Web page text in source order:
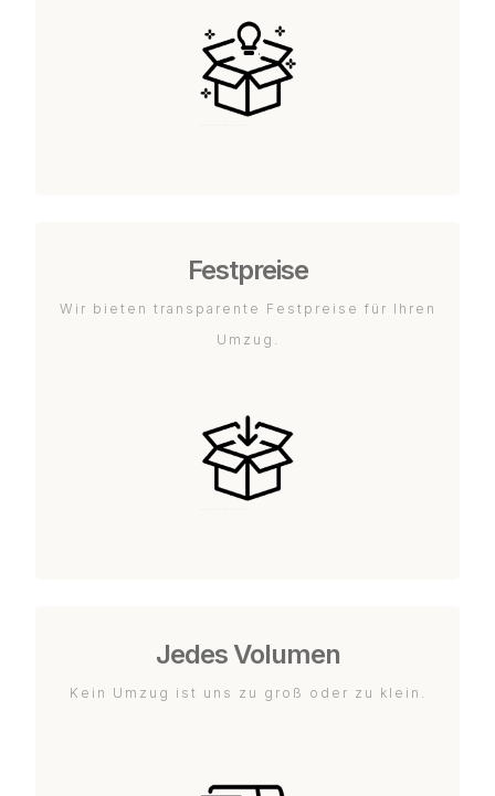
Festpreise
Wir bieten transparente Festpreise für Ihren
Umzug.
Jedes Volumen
Kein Umzug ist uns zu groß oder zu klein.